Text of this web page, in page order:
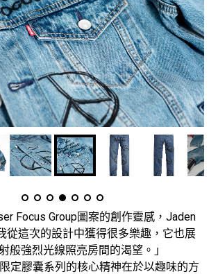
Focus Group圖案的創作靈感，Jaden
從這次的設計中獲得很多樂趣，它也展
般強烈光線照亮房間的渴望。」
定膠囊系列的核心精神在於以趣味的方